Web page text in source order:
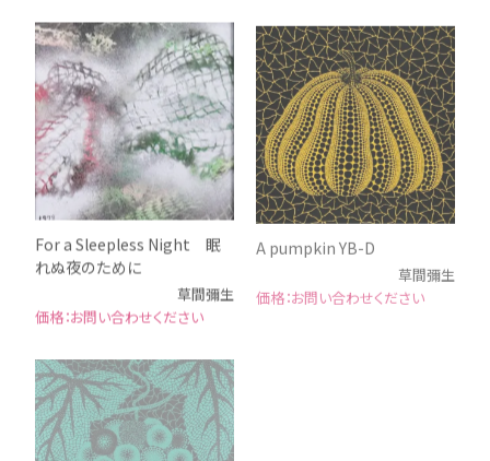
For a Sleepless Night 眠
れぬ夜のために
草間彌生
お問い合わせください
A pumpkin YB-D
草間彌生
お問い合わせください